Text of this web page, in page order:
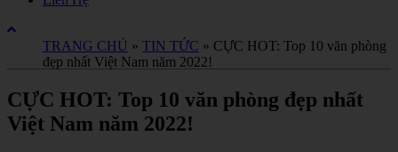
TRANG CHỦ » TIN TỨC » CỰC HOT: Top 10 văn phòng
đẹp nhất Việt Nam năm 2022!
CỰC HOT: Top 10 văn phòng đẹp nhất
Việt Nam năm 2022!